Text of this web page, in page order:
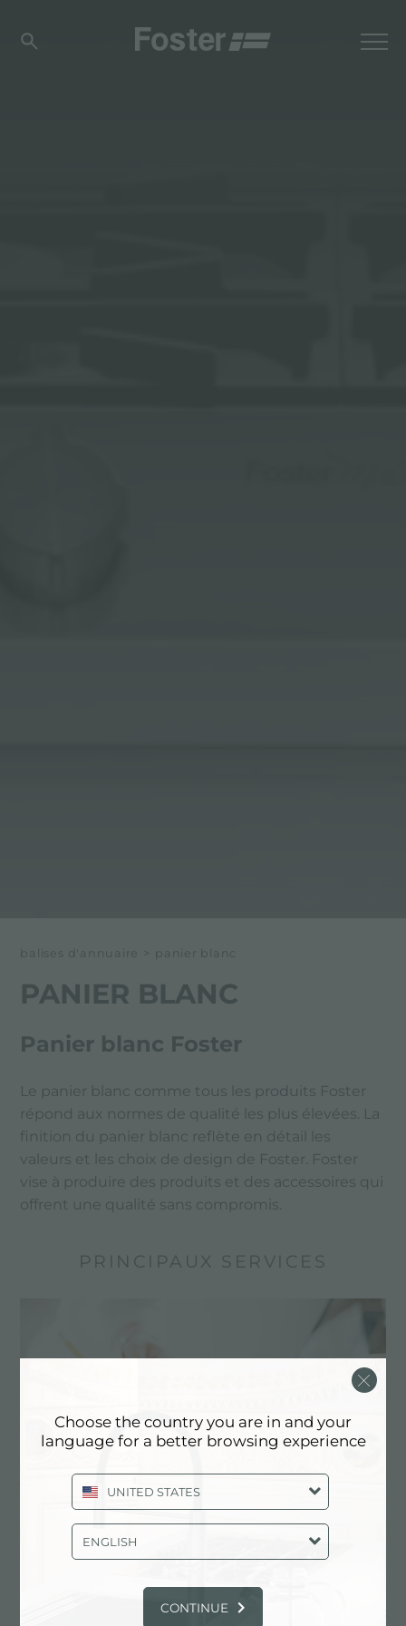
balises d'annuaire > panier blanc
PANIER BLANC
Panier blanc Foster
Le panier blanc comme tous les produits Foster
répond aux normes de qualité les plus élevées. La
finition du panier blanc reflète en détail les
valeurs et les choix de design de Foster. Foster
vise à produire des produits et des accessoires qui
offrent une qualité sans compromis.
PRINCIPAUX SERVICES
Dessin personnalisé
Les produits sur mesure sont les éléments
distinctifs de la production de Foster
Choose the country you are in and your
language for a better browsing experience
UNITED STATES
ENGLISH
CONTINUE